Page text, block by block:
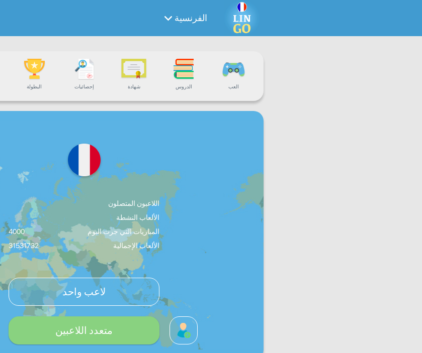
الفرنسية
العب الدروس شهادة إحصائيات البطولة
اللاعبون المتصلون
الألعاب النشطة
المباريات التي جرت اليوم
4000
الألعاب الإجمالية
31531732
لاعب واحد
متعدد اللاعبين